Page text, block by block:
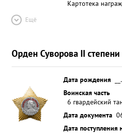
Картотека
Ещё
Орден Суворова II степени
Дата рождения
Воинская часть
6 гвардейский
Дата документа
Дата поступления